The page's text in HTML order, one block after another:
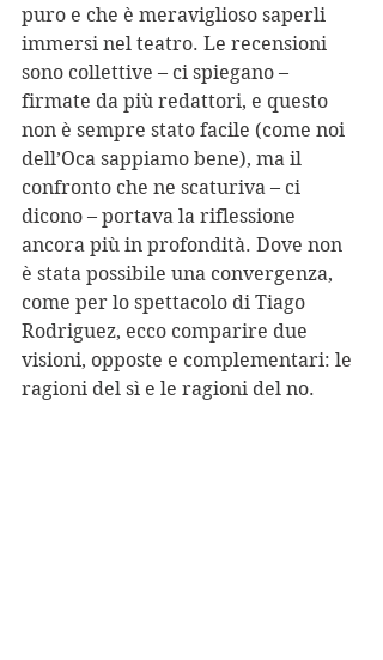
puro e che è meraviglioso saperli
immersi nel teatro. Le recensioni
sono collettive – ci spiegano –
firmate da più redattori, e questo
non è sempre stato facile (come noi
dell’Oca sappiamo bene), ma il
confronto che ne scaturiva – ci
dicono – portava la riflessione
ancora più in profondità. Dove non
è stata possibile una convergenza,
come per lo spettacolo di Tiago
Rodriguez, ecco comparire due
visioni, opposte e complementari: le
ragioni del sì e le ragioni del no.